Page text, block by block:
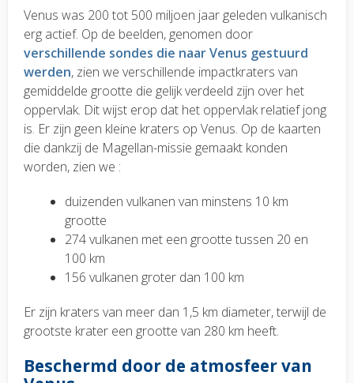
Venus was 200 tot 500 miljoen jaar geleden vulkanisch
erg actief. Op de beelden, genomen door
verschillende sondes die naar Venus gestuurd
werden, zien we verschillende impactkraters van
gemiddelde grootte die gelijk verdeeld zijn over het
oppervlak. Dit wijst erop dat het oppervlak relatief jong
is. Er zijn geen kleine kraters op Venus. Op de kaarten
die dankzij de Magellan-missie gemaakt konden
worden, zien we :
duizenden vulkanen van minstens 10 km
grootte
274 vulkanen met een grootte tussen 20 en
100 km
156 vulkanen groter dan 100 km
Er zijn kraters van meer dan 1,5 km diameter, terwijl de
grootste krater een grootte van 280 km heeft.
Beschermd door de atmosfeer van